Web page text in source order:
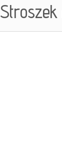
Stroszek